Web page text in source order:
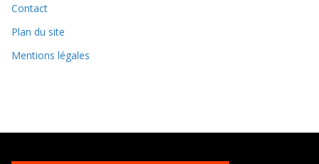
v
e
Contact
Plan du site
Mentions légales